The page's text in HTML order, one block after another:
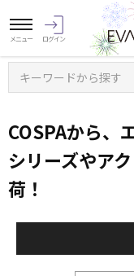
キーワードから探す
COSPAから、
シリーズやア
荷！